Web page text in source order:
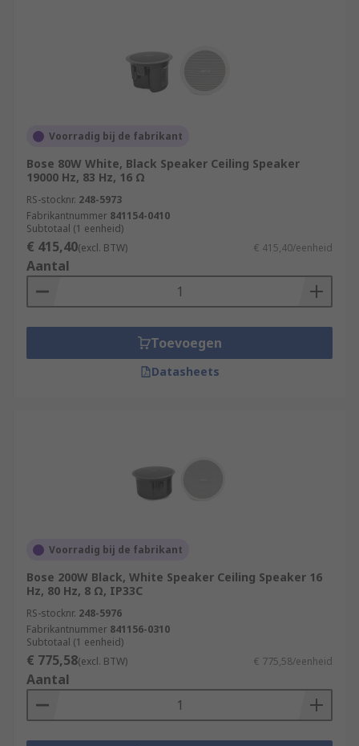
Voorradig bij de fabrikant
Bose 80W White, Black Speaker Ceiling Speaker
19000 Hz, 83 Hz, 16 Ω
RS-stocknr. 248-5973
Fabrikantnummer 841154-0410
Subtotaal (1 eenheid)
€ 415,40(excl. BTW) € 415,40/eenheid
Aantal
Toevoegen
Datasheets
Voorradig bij de fabrikant
Bose 200W Black, White Speaker Ceiling Speaker 16
Hz, 80 Hz, 8 Ω, IP33C
RS-stocknr. 248-5976
Fabrikantnummer 841156-0310
Subtotaal (1 eenheid)
€ 775,58(excl. BTW) € 775,58/eenheid
Aantal